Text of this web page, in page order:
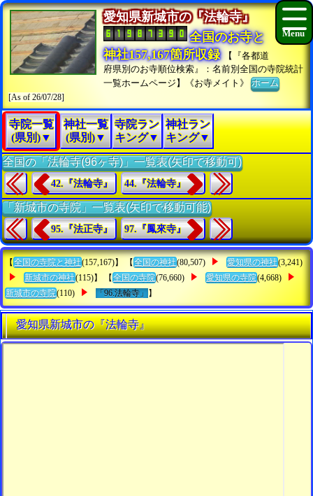
愛知県新城市の『法輪寺』
全国のお寺と
神社157,167箇所収録
【『各都道
府県別のお寺順位検索』：名前別全国の寺院統計
一覧ホームページ】《お寺メイト》ホーム
[As of 26/07/28]
寺院一覧
(県別)▼
神社一覧
(県別)▼
寺院ラン
キング▼
神社ラン
キング▼
全国の「法輪寺(96ヶ寺)」一覧表(矢印で移動可)
42.『法輪寺』 44.『法輪寺』
「新城市の寺院」一覧表(矢印で移動可能)
95.『法正寺』 97.『鳳來寺』
【 全国の寺院と神社(157,167)】 【 全国の神社(80,507) 愛知県の神社(3,241)
新城市の神社(115)】 【 全国の寺院(76,660) 愛知県の寺院(4,668)
新城市の寺院(110) 「96.法輪寺」 】
愛知県新城市の『法輪寺』